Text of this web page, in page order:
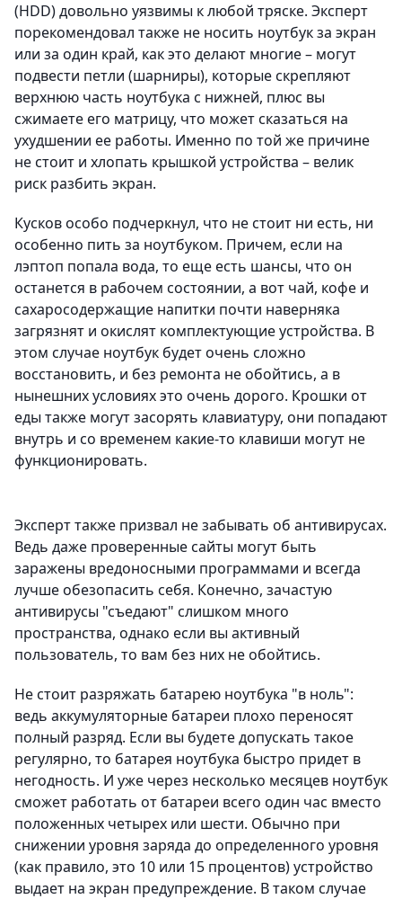
(HDD) довольно уязвимы к любой тряске. Эксперт
порекомендовал также не носить ноутбук за экран
или за один край, как это делают многие – могут
подвести петли (шарниры), которые скрепляют
верхнюю часть ноутбука с нижней, плюс вы
сжимаете его матрицу, что может сказаться на
ухудшении ее работы. Именно по той же причине
не стоит и хлопать крышкой устройства – велик
риск разбить экран.
Кусков особо подчеркнул, что не стоит ни есть, ни
особенно пить за ноутбуком. Причем, если на
лэптоп попала вода, то еще есть шансы, что он
останется в рабочем состоянии, а вот чай, кофе и
сахаросодержащие напитки почти наверняка
загрязнят и окислят комплектующие устройства. В
этом случае ноутбук будет очень сложно
восстановить, и без ремонта не обойтись, а в
нынешних условиях это очень дорого. Крошки от
еды также могут засорять клавиатуру, они попадают
внутрь и со временем какие-то клавиши могут не
функционировать.
Эксперт также призвал не забывать об антивирусах.
Ведь даже проверенные сайты могут быть
заражены вредоносными программами и всегда
лучше обезопасить себя. Конечно, зачастую
антивирусы "съедают" слишком много
пространства, однако если вы активный
пользователь, то вам без них не обойтись.
Не стоит разряжать батарею ноутбука "в ноль":
ведь аккумуляторные батареи плохо переносят
полный разряд. Если вы будете допускать такое
регулярно, то батарея ноутбука быстро придет в
негодность. И уже через несколько месяцев ноутбук
сможет работать от батареи всего один час вместо
положенных четырех или шести. Обычно при
снижении уровня заряда до определенного уровня
(как правило, это 10 или 15 процентов) устройство
выдает на экран предупреждение. В таком случае